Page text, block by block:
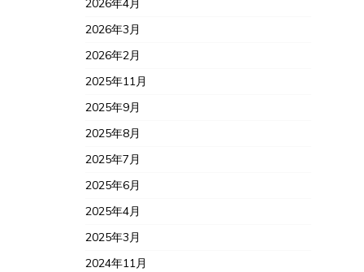
2026年4月
2026年3月
2026年2月
2025年11月
2025年9月
2025年8月
2025年7月
2025年6月
2025年4月
2025年3月
2024年11月